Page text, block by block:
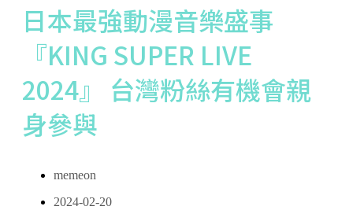
日本最強動漫音樂盛事
『KING SUPER LIVE
2024』 台灣粉絲有機會親
身參與
memeon
2024-02-20